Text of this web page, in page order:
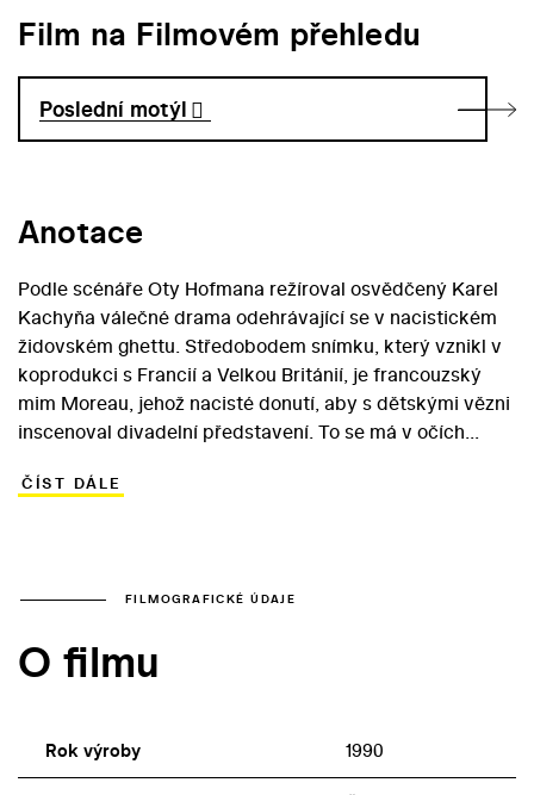
Film na Filmovém přehledu
Poslední motýl
Anotace
Podle scénáře Oty Hofmana režíroval osvědčený Karel
Kachyňa válečné drama odehrávající se v nacistickém
židovském ghettu. Středobodem snímku, který vznikl v
koprodukci s Francií a Velkou Británií, je francouzský
mim Moreau, jehož nacisté donutí, aby s dětskými vězni
inscenoval divadelní představení. To se má v očích
stát vizitkou humánních podmínek v ghettu. Umělec se
zajímavým britským hercem v rámci mezinárodního
Rheinberga. Působivý příběh je inspirován uvedením
inspekci humanitární organizace.
ČÍST DÁLE
FILMOGRAFICKÉ ÚDAJE
O filmu
Rok výroby 1990